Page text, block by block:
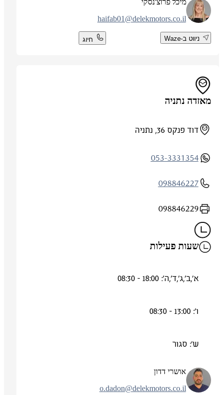
haifab01@delekmotors.co.il
ניווט ב-Waze חיוג
מאזדה נתניה
דוד פנקס 36, נתניה
053-3331354
098846227
098846229
שעות פעילות
א',ב',ג',ד',ה': 18:00 - 08:30
ש': סגור
אושרי דדון
o.dadon@delekmotors.co.il